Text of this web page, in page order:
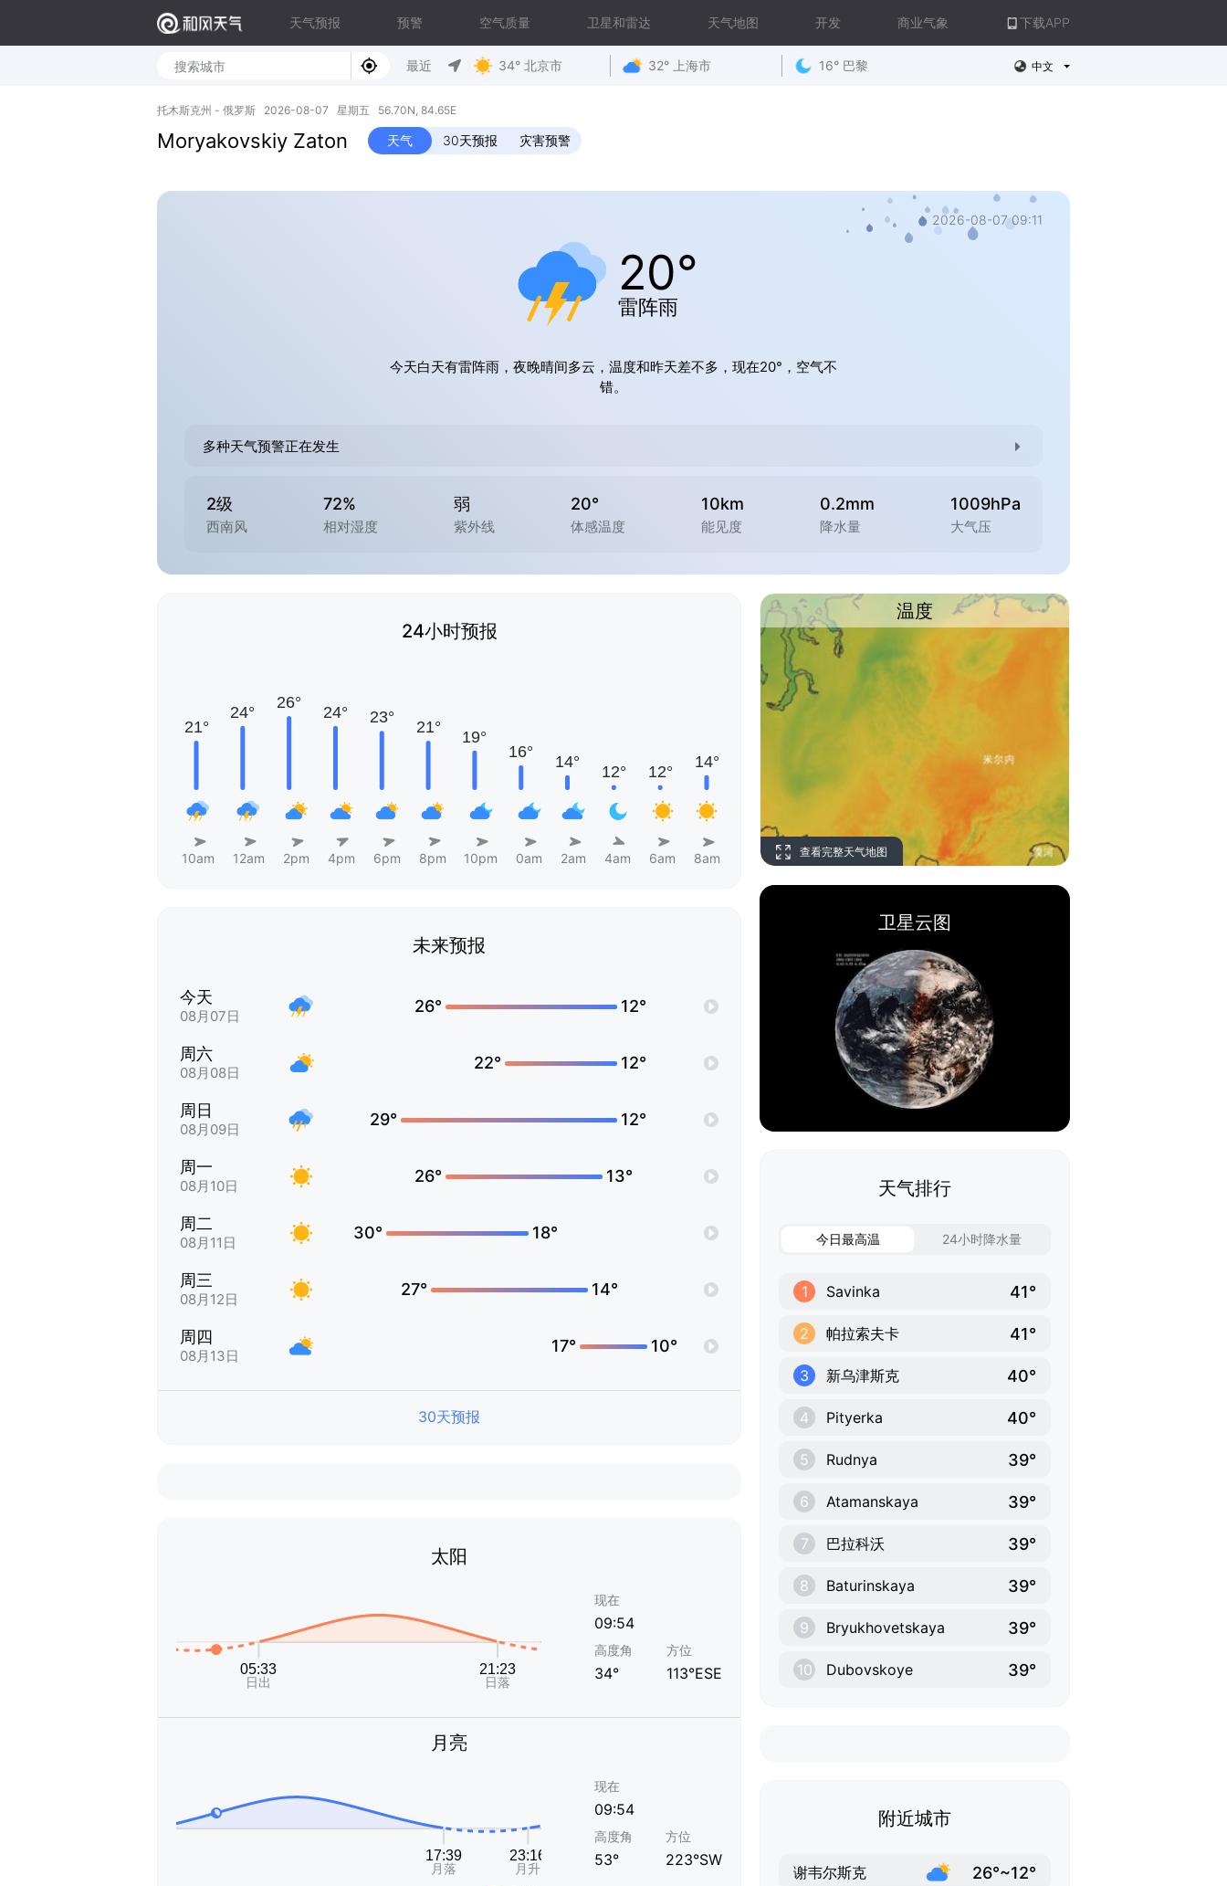
天气预报 预警 空气质量 卫星和雷达 天气地图 开发 商业气象 下载APP
最近 34° 北京市 32° 上海市 16° 巴黎 中文
托木斯克州 - 俄罗斯 2026-08-07 星期五 56.70N, 84.65E
Moryakovskiy Zaton 天气 30天预报 灾害预警
2026-08-07 09:11
20°
雷阵雨
今天白天有雷阵雨，夜晚晴间多云，温度和昨天差不多，现在20°，空气不
错。
多种天气预警正在发生
2级
西南风
72%
相对湿度
弱
紫外线
20°
体感温度
10km
能见度
0.2mm
降水量
1009hPa
大气压
24小时预报
10am 12am 2pm 4pm 6pm 8pm 10pm 0am 2am 4am 6am 8am
未来预报
今天
08月07日
26° 12°
周六
08月08日
22° 12°
周日
08月09日
29° 12°
周一
08月10日
26° 13°
周二
08月11日
30° 18°
周三
08月12日
27° 14°
周四
08月13日
17° 10°
30天预报
太阳
现在
09:54
高度角
34°
方位
113°ESE
月亮
现在
09:54
高度角
53°
方位
223°SW
温度
查看完整天气地图
卫星云图
天气排行
今日最高温 24小时降水量
1 Savinka 41°
2 帕拉索夫卡 41°
3 新乌津斯克 40°
4 Pityerka 40°
5 Rudnya 39°
6 Atamanskaya 39°
7 巴拉科沃 39°
8 Baturinskaya 39°
9 Bryukhovetskaya 39°
10 Dubovskoye 39°
附近城市
谢韦尔斯克 26°~12°